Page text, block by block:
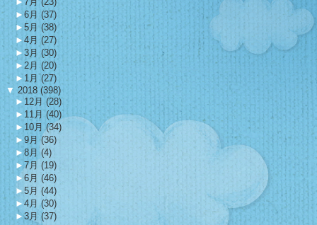
► 6月 (37)
► 5月 (38)
► 4月 (27)
► 3月 (30)
► 2月 (20)
► 1月 (27)
▼ 2018 (398)
► 12月 (28)
► 11月 (40)
► 10月 (34)
►9月 (36)
► 8月 (4)
► 7月 (19)
► 6月 (46)
►5月 (44)
► 4月 (30)
►3月 (37)